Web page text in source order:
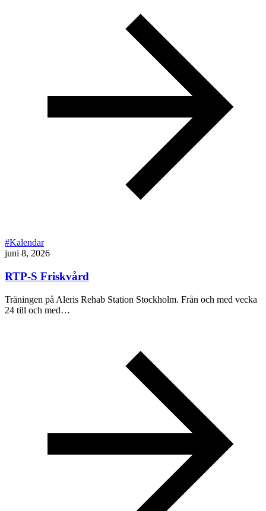
#Kalendar
juni 8, 2026
RTP-S Friskvård
Träningen på Aleris Rehab Station Stockholm. Från och med vecka
24 till och med…